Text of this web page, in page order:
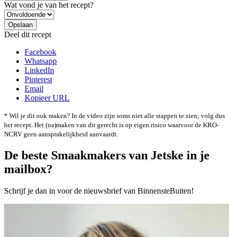
Wat vond je van het recept?
Deel dit recept
Facebook
Whatsapp
LinkedIn
Pinterest
Email
Kopieer URL
* Wil je dit ook maken? In de video zijn soms niet alle stappen te zien; volg dus
het recept. Het (na)maken van dit gerecht is op eigen risico waarvoor de KRO-
NCRV geen aansprakelijkheid aanvaardt.
De beste Smaakmakers van Jetske in je
mailbox?
Schrijf je dan in voor de nieuwsbrief van BinnensteBuiten!